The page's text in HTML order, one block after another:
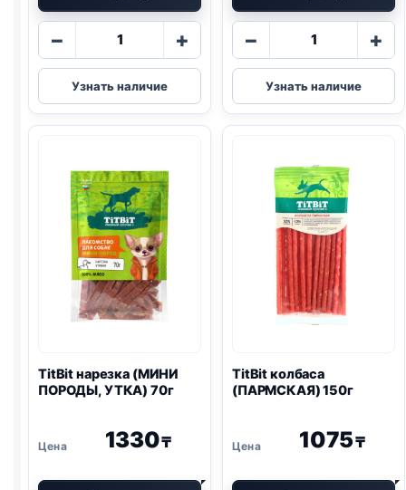
−
Количество
TitBit
дольки
(МИНИ
100г
+
Узнать наличие
−
Количество
TitBit
дольки
(МИНИ
70г
+
Узнать наличие
TitBit нарезка (МИНИ
ПОРОДЫ, УТКА) 70г
1330₸
TitBit колбаса
(ПАРМСКАЯ) 150г
1075₸